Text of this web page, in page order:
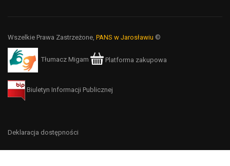
Wszelkie Prawa Zastrzeżone, PANS w Jarosławiu ©
Tłumacz Migam Platforma zakupowa
Biuletyn Informacji Publicznej
Deklaracja dostępności